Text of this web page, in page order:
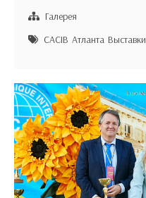
11-
Галерея
CACIB Атланта Выставки